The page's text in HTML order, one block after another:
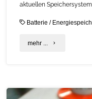
aktuellen
Batterie /
mehr ...
Aktualisierung